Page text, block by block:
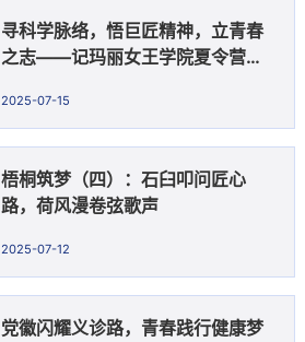
寻科学脉络，悟巨匠精神，立青春
之志——记玛丽女王学院夏令营学
2025-07-15
梧桐筑梦（四）：石臼叩问匠心
路，荷风漫卷弦歌声
2025-07-12
党徽闪耀义诊路，青春践行健康梦